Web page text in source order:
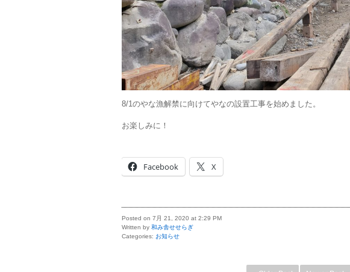
8/1のやな漁解禁に向けてやなの設置工事を始めました。
お楽しみに！
Facebook X
Posted on 7月 21, 2020 at 2:29 PM
Written by 和み舎せせらぎ
Categories: お知らせ